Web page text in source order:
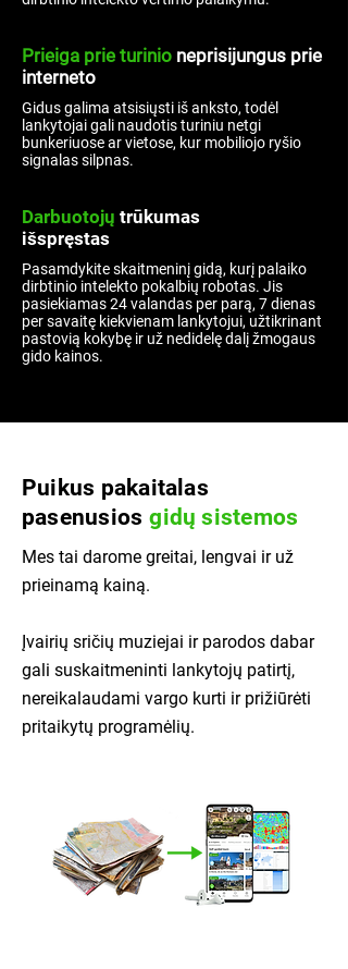
Prieiga prie turinio neprisijungus prie
interneto
Gidus galima atsisiųsti iš anksto, todėl
lankytojai gali naudotis turiniu netgi
bunkeriuose ar vietose, kur mobiliojo ryšio
signalas silpnas.
Darbuotojų trūkumas
išspręstas
Pasamdykite skaitmeninį gidą, kurį palaiko
dirbtinio intelekto pokalbių robotas. Jis
pasiekiamas 24 valandas per parą, 7 dienas
per savaitę kiekvienam lankytojui, užtikrinant
pastovią kokybę ir už nedidelę dalį žmogaus
gido kainos.
Puikus pakaitalas
pasenusios gidų sistemos
Mes tai darome greitai, lengvai ir už
prieinamą kainą.
Įvairių sričių muziejai ir parodos dabar
gali suskaitmeninti lankytojų patirtį,
nereikalaudami vargo kurti ir prižiūrėti
pritaikytų programėlių.